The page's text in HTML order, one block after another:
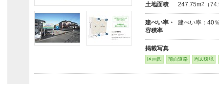
土地面積 247.75m2 （
建ぺい率・
容積率
建ぺい率：40
掲載写真
区画図 前面道路 周辺環境